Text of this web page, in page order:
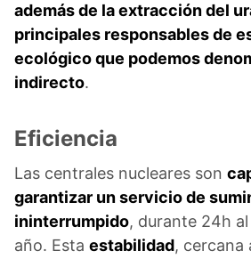
además de la extracción del
principales responsables de
ecológico que podemos
indirecto.
Eficiencia
Las centrales nucleares son
garantizar un servicio de
ininterrumpido, durante 24h
año. Esta estabilidad, cercana